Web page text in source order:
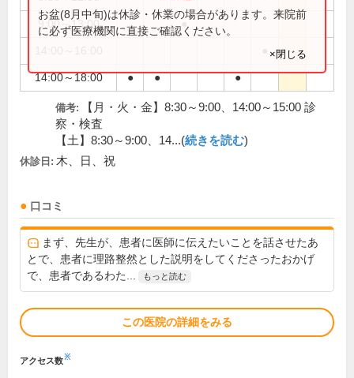
9:00～13:00 ●
14:00～18:00 ● ● ●
お盆(8月中旬)は休診・休業の場合があります。来院前
に必ず医療機関に直接ご確認ください。
×閉じる
備考:
【月・火・金】8:30～9:00、14:00～15:00 診
察・検査
【土】8:30～9:00、14...(続きを読む)
休診日: 木、日、祝
口コミ
まず、先生が、患者に医師に伝えたいことを話させたあ
とで、患者に理路整然とした説明をしてくださったおかげ
で、患者であるわた...
もっと読む
この医院の詳細をみる
アクセス数※